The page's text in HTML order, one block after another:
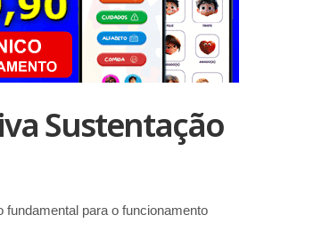
Sustentação
fundamental para o funcionamento